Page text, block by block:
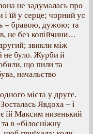
не задумалась про
і їй у серце; чорний ус
– бравою, дужою; та
не без копійчини…
звикли між
не було. Журби й
що пили та
начальство
міста у друге.
Явдоха – і
їй Максим низенький
та в «білосніжну